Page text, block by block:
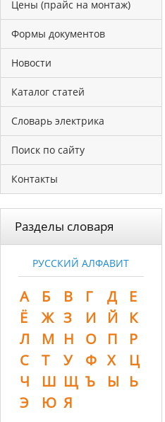
Цены (прайс на монтаж)
Формы документов
Новости
Каталог статей
Словарь электрика
Поиск по сайту
Контакты
Разделы словаря
РУССКИЙ АЛФАВИТ
А Б В Г Д
Е
Ё
Ж З И Й
К
Л
М Н О П
Р
С
Т У Ф Х
Ц
Ч
Ш Щ Ъ Ы
Ь
Э
Ю Я